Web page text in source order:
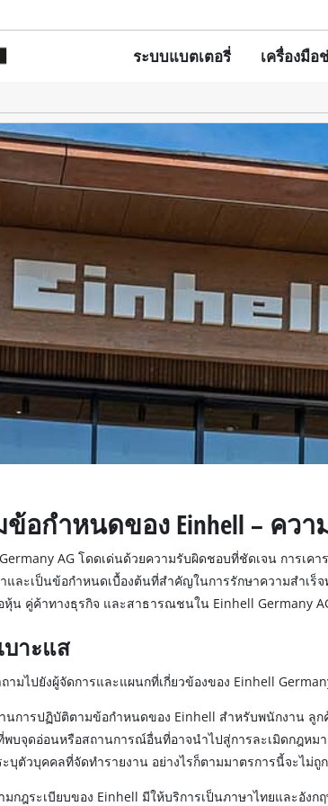
ระบบแบตเตอรี่
เกี่ยวกับ Einhell PROFESSIONAL
อุปกรณ์ PROFESSIONAL ทั้งหมด
เครื่องมือช่าง PROFESSIONAL
เครื่องมือสวน PROFESSIONAL
อุปกรณ์ Power X-Change ทั้งหมด
เครื่องมือ
สว่านกระแท
เครื่องเจียร
เลื่อย
เครื่องขัดกระ
เครื่องมืองานผ
ไฟฉาย
เครื่องมือช่างอื่
เครื่องดูดฝุ่น
เครื่องมือทำค
เครื่องขัดเงา
อกำหนดของ Einhell – คว
AG โดดเด่นด้วยความรับผิดชอบที่ชัดเจน การเ
และเป็นข้อกำหนดเบื้องต้นที่สำคัญในการรักษาความสำเร็
หุ้น คู่ค้าทางธุรกิจ และสาธารณชนใน Einhell Germany
าะแส
มไปยังผู้จัดการและแผนกที่เกี่ยวข้องของ Einhell
การปฏิบัติตามข้อกำหนดของ Einhell สำหรับพนักงาน ลู
บจุดอ่อนหรือสถานการณ์อื่นที่อาจนำไปสู่การละเมิดกฎหม
บุตัวบุคคลที่จัดทำรายงาน อย่างไรก็ตามมาตรการนี้จะไม่ถู
ฎระเบียบของ Einhell มีให้บริการเป็นภาษาไทยและอังก